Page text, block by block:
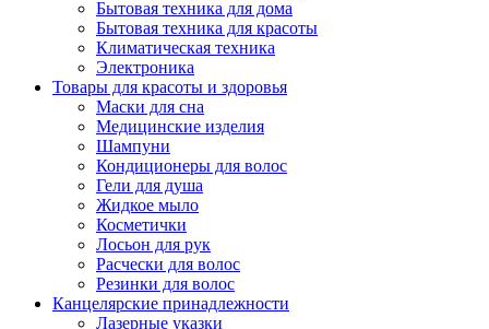
Бытовая техника для дома
Бытовая техника для красоты
Климатическая техника
Электроника
Товары для красоты и здоровья
Маски для сна
Медицинские изделия
Шампуни
Кондиционеры для волос
Гели для душа
Жидкое мыло
Косметички
Лосьон для рук
Расчески для волос
Резинки для волос
Канцелярские принадлежности
Лазерные указки